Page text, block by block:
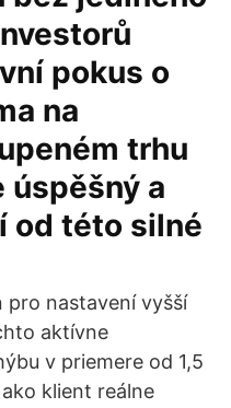
pokus o
na
trhu
úspěšný a
od této silné
pro nastavení vyšší
aktívne
v priemere od 1,5
klient reálne